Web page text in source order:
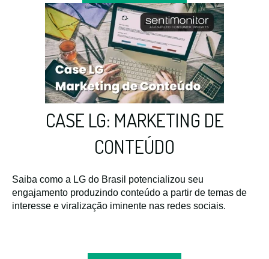
CASE LG: MARKETING DE
CONTEÚDO
Saiba como a LG do Brasil potencializou seu
engajamento produzindo conteúdo a partir de temas de
interesse e viralização iminente nas redes sociais.